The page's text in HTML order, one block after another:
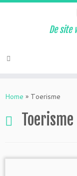
naar
De site
Home » Toerisme
Toerisme